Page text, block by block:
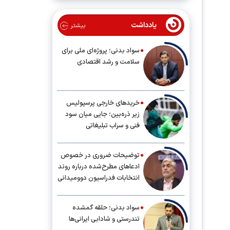
یادداشت بیشتر
سواد بدنی؛ پروژه‌ای ملی برای
سلامت و رشد اقتصادی
خریدهای خارجی پرسپولیس
زیر ذره‌بین؛ جایی میان سود
فنی و سراب تبلیغاتی
توضیحات ضروری در خصوص
ادعاهای مطرح‌شده درباره روند
انتخابات فدراسیون دوومیدانی
سواد بدنی؛ حلقه گمشده
تندرستی و شادابی ایرانی‌ها